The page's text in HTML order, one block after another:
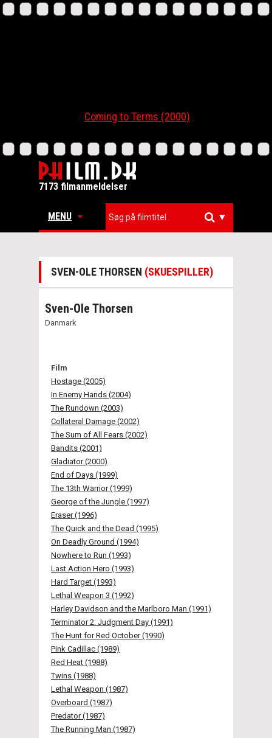
Coming to Terms (2000)
7173 filmanmeldelser
MENU ▼
SVEN-OLE THORSEN (SKUESPILLER)
Sven-Ole Thorsen
Danmark
Film
Hostage (2005)
In Enemy Hands (2004)
The Rundown (2003)
Collateral Damage (2002)
The Sum of All Fears (2002)
Bandits (2001)
Gladiator (2000)
End of Days (1999)
The 13th Warrior (1999)
George of the Jungle (1997)
Eraser (1996)
The Quick and the Dead (1995)
On Deadly Ground (1994)
Nowhere to Run (1993)
Last Action Hero (1993)
Hard Target (1993)
Lethal Weapon 3 (1992)
Harley Davidson and the Marlboro Man (1991)
Terminator 2: Judgment Day (1991)
The Hunt for Red October (1990)
Pink Cadillac (1989)
Red Heat (1988)
Twins (1988)
Lethal Weapon (1987)
Overboard (1987)
Predator (1987)
The Running Man (1987)